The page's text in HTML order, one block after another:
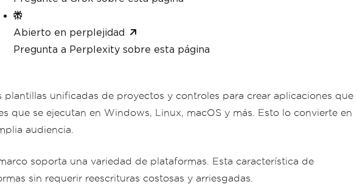
Abierto en perplejidad
Pregunta a Perplexity sobre esta página
unificadas de proyectos y controles para crear aplicaciones que
que se ejecutan en Windows, Linux, macOS y más. Esto lo convierte en
audiencia.
soporta una variedad de plataformas. Esta característica de
sin requerir reescrituras costosas y arriesgadas.